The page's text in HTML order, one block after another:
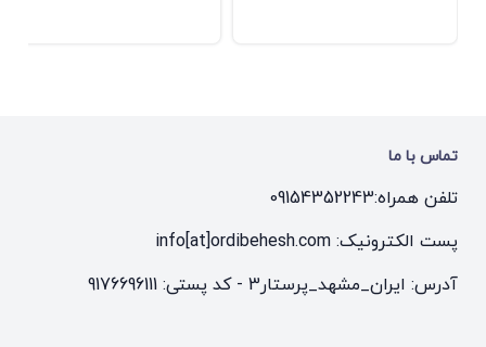
تماس با ما
تلفن همراه:09154352243
پست الکترونیک: info[at]ordibehesh.com
آدرس: ایران_مشهد_پرستار3 - کد پستی: 9176696111